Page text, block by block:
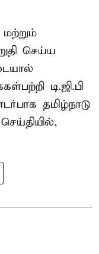
செய்ய
டி.ஜி.பி
தமிழ்நாடு